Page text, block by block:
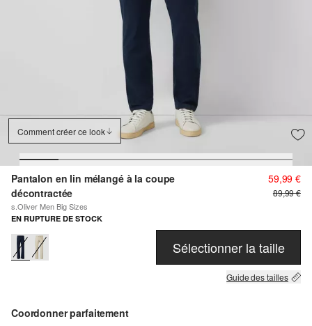
Comment créer ce look
Pantalon en lin mélangé à la coupe
décontractée
s.Oliver Men Big Sizes
59,99 €
89,99 €
EN RUPTURE DE STOCK
Sélectionner la taille
Guide des tailles
Coordonner parfaitement